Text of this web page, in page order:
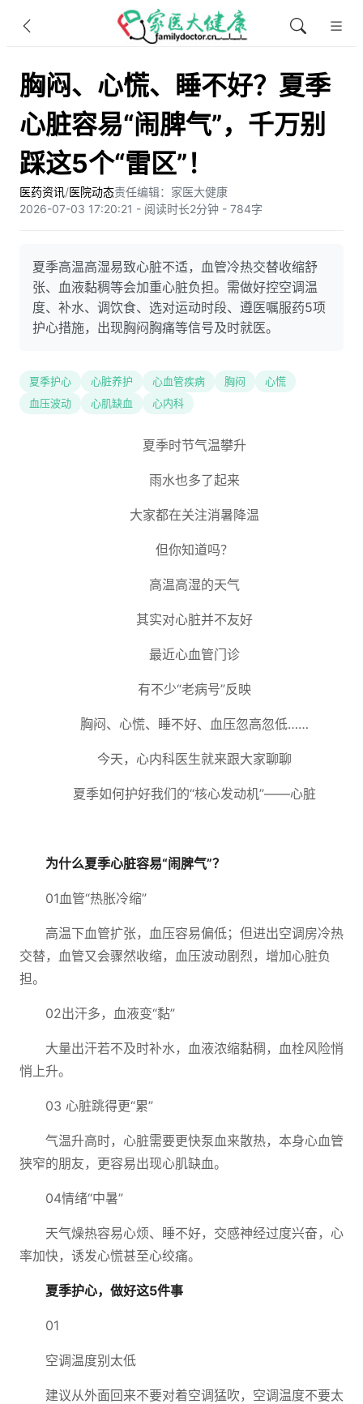
胸闷、心慌、睡不好？夏季
心脏容易“闹脾气”，千万别
踩这5个“雷区”！
医药资讯/医院动态责任编辑：家医大健康
2026-07-03 17:20:21 - 阅读时长2分钟 - 784字
夏季高温高湿易致心脏不适，血管冷热交替收缩舒
张、血液黏稠等会加重心脏负担。需做好控空调温
度、补水、调饮食、选对运动时段、遵医嘱服药5项
护心措施，出现胸闷胸痛等信号及时就医。
夏季护心 心脏养护 心血管疾病 胸闷
心慌
血压波动
心肌缺血 心内科
夏季时节气温攀升
雨水也多了起来
大家都在关注消暑降温
但你知道吗？
高温高湿的天气
其实对心脏并不友好
最近心血管门诊
有不少“老病号”反映
胸闷、心慌、睡不好、血压忽高忽低……
今天，心内科医生就来跟大家聊聊
夏季如何护好我们的“核心发动机”——心脏
为什么夏季心脏容易“闹脾气”？
01血管“热胀冷缩”
高温下血管扩张，血压容易偏低；但进出空调房冷热
交替，血管又会骤然收缩，血压波动剧烈，增加心脏负
担。
02出汗多，血液变“黏”
大量出汗若不及时补水，血液浓缩黏稠，血栓风险悄
悄上升。
03 心脏跳得更“累”
气温升高时，心脏需要更快泵血来散热，本身心血管
狭窄的朋友，更容易出现心肌缺血。
04情绪“中暑”
天气燥热容易心烦、睡不好，交感神经过度兴奋，心
率加快，诱发心慌甚至心绞痛。
夏季护心，做好这5件事
01
空调温度别太低
建议从外面回来不要对着空调猛吹，空调温度不要太